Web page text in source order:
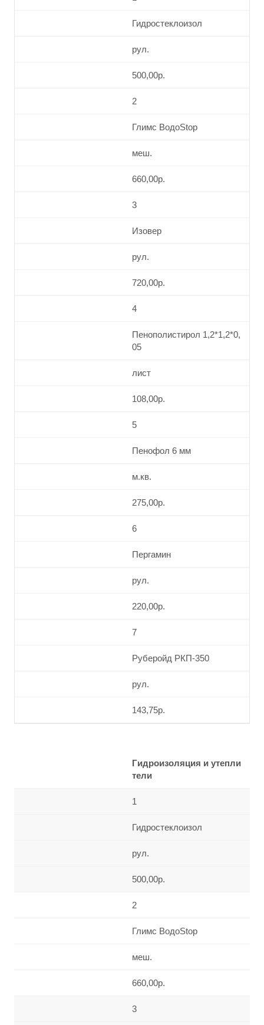
Гидростеклоизол
рул.
500,00р.
2
Глимс ВодоStop
меш.
660,00р.
3
Изовер
рул.
720,00р.
4
Пенополистирол 1,2*1,2*0,
05
лист
108,00р.
5
Пенофол 6 мм
м.кв.
275,00р.
6
Пергамин
рул.
220,00р.
7
Руберойд РКП-350
рул.
143,75р.
Гидроизоляция и утепли
тели
1
Гидростеклоизол
рул.
500,00р.
2
Глимс ВодоStop
меш.
660,00р.
3